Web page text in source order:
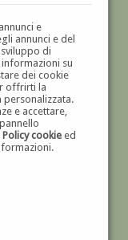
e
annunci e del
di
su
dei cookie
offrirti la
personalizzata.
e accettare,
Policy cookieed
E '900